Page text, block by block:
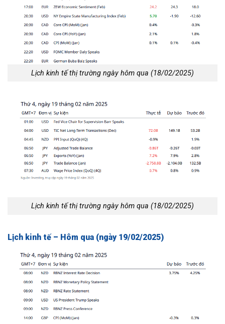
Lịch kinh tế thị trường ngày hôm qua (18/02/2025)
Lịch kinh tế thị trường ngày hôm qua (18/02/2025)
Lịch kinh tế – Hôm qua (ngày 19/02/2025)